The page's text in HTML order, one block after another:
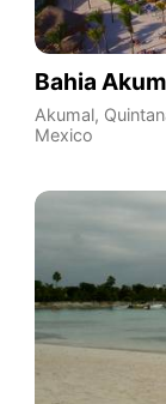
Bahia
Akumal,
Mexico